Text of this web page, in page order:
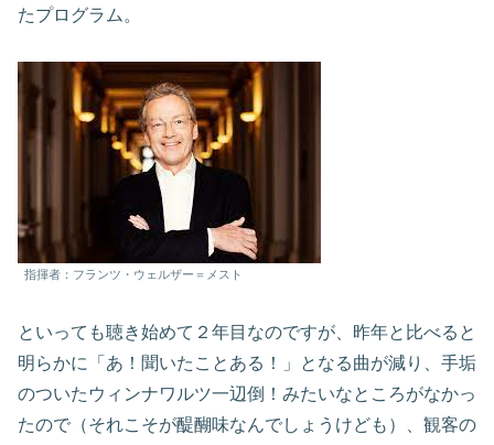
たプログラム。
指揮者：フランツ・ウェルザー＝メスト
といっても聴き始めて２年目なのですが、昨年と比べると
明らかに「あ！聞いたことある！」となる曲が減り、手垢
のついたウィンナワルツ一辺倒！みたいなところがなかっ
たので（それこそが醍醐味なんでしょうけども）、観客の